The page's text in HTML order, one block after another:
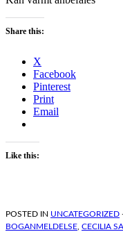
Share this:
X
Facebook
Pinterest
Print
Email
Like this:
POSTED IN UNCATEGORIZED
BOGANMELDELSE, CECILIA